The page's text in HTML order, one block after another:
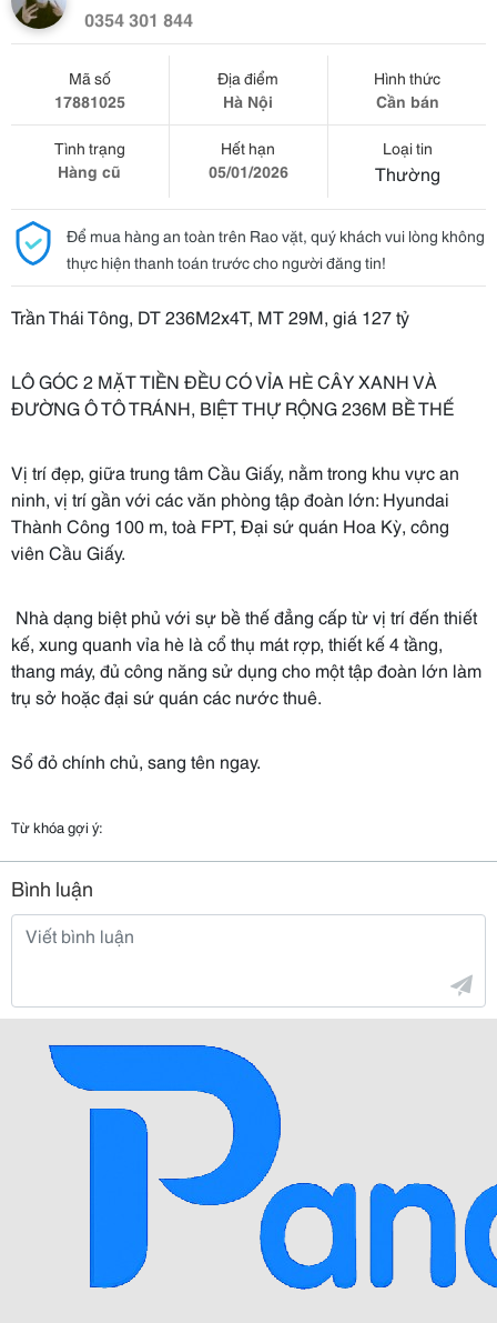
0354 301 844
Mã số
17881025
Địa điểm
Hà Nội
Hình thức
Cần bán
Tình trạng
Hàng cũ
Hết hạn
05/01/2026
Loại tin
Thường
Để mua hàng an toàn trên Rao vặt, quý khách vui lòng không
thực hiện thanh toán trước cho người đăng tin!
Trần Thái Tông, DT 236M2x4T, MT 29M, giá 127 tỷ
LÔ GÓC 2 MẶT TIỀN ĐỀU CÓ VỈA HÈ CÂY XANH VÀ
ĐƯỜNG Ô TÔ TRÁNH, BIỆT THỰ RỘNG 236M BỀ THẾ
Vị trí đẹp, giữa trung tâm Cầu Giấy, nằm trong khu vực an
ninh, vị trí gần với các văn phòng tập đoàn lớn: Hyundai
Thành Công 100 m, toà FPT, Đại sứ quán Hoa Kỳ, công
viên Cầu Giấy.
Nhà dạng biệt phủ với sự bề thế đẳng cấp từ vị trí đến thiết
kế, xung quanh vỉa hè là cổ thụ mát rợp, thiết kế 4 tầng,
thang máy, đủ công năng sử dụng cho một tập đoàn lớn làm
trụ sở hoặc đại sứ quán các nước thuê.
Sổ đỏ chính chủ, sang tên ngay.
Từ khóa gợi ý:
Bình luận